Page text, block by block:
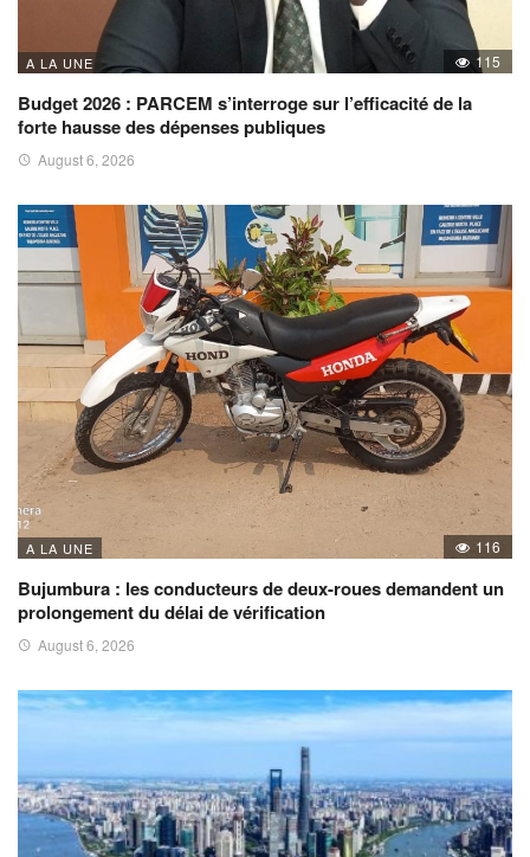
A LA UNE 115
Budget 2026 : PARCEM s’interroge sur l’efficacité de la
forte hausse des dépenses publiques
August 6, 2026
A LA UNE 116
Bujumbura : les conducteurs de deux-roues demandent un
prolongement du délai de vérification
August 6, 2026